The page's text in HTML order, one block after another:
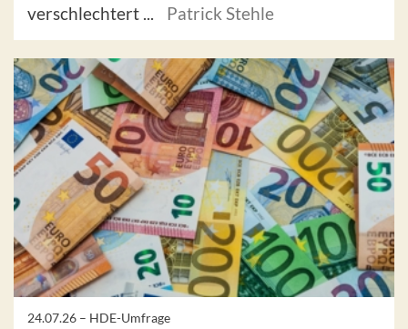
verschlechtert ...
Patrick Stehle
24.07.26 – HDE-Umfrage